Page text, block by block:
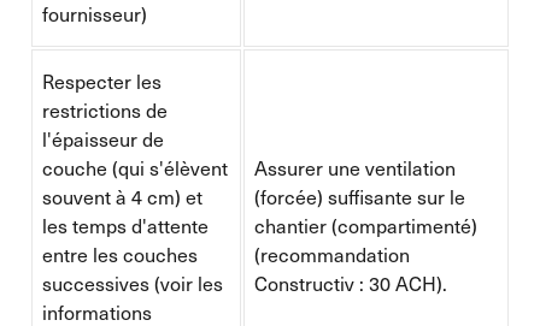
fournisseur)
Respecter les
restrictions de
l'épaisseur de
couche (qui s'élèvent
souvent à 4 cm) et
les temps d'attente
entre les couches
successives (voir les
informations
Assurer une ventilation
(forcée) suffisante sur le
chantier (compartimenté)
(recommandation
Constructiv : 30 ACH).